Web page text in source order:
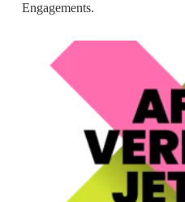
Engagements.